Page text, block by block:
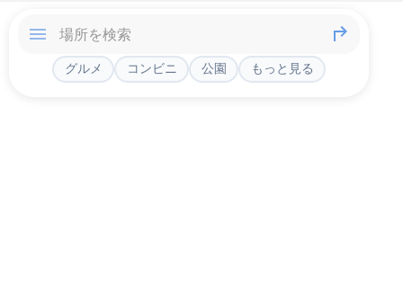
グルメ コンビニ 公園 もっと見る